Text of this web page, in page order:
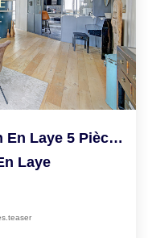
Appartement Saint Germain En Laye 5 Pièce(s) 135.46 M2
Laye